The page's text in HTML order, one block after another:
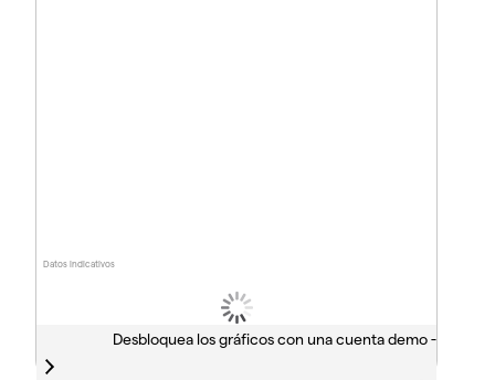
Datos indicativos
Desbloquea los gráficos con una cuenta demo -